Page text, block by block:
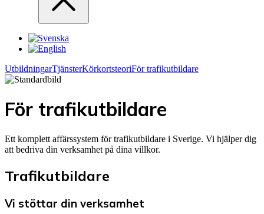
UtbildningarTjänsterKörkortsteoriFör trafikutbildare
För trafikutbildare
Ett komplett affärssystem för trafikutbildare i Sverige. Vi hjälper dig
att bedriva din verksamhet på dina villkor.
Trafikutbildare
Vi stöttar din verksamhet